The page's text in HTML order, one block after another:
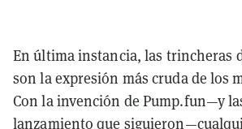
En última instancia, las trincheras
son la expresión más cruda de los
Con la invención de Pump.fun—y
lanzamiento que